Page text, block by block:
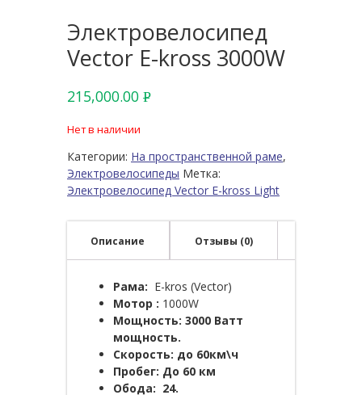
Электровелосипед
Vector E-kross 3000W
215,000.00 Р
Нет в наличии
Категории: На пространственной раме,
Электровелосипеды Метка:
Электровелосипед Vector E-kross Light
Описание Отзывы (0)
Рама: E-kros (Vector)
Мотор : 1000W
Мощность: 3000 Ватт
мощность.
Скорость: до 60км\ч
Пробег: До 60 км
Обода: 24.